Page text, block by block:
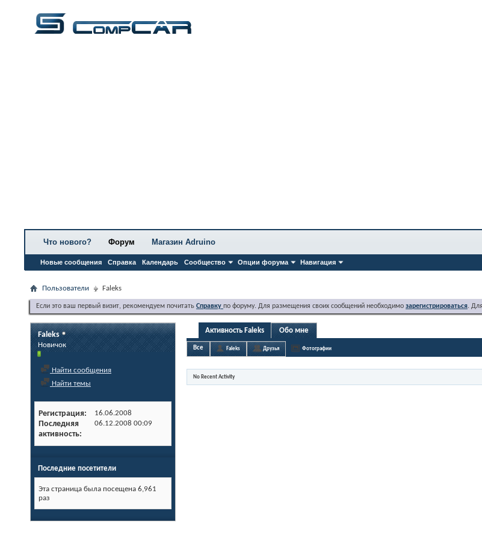
Что нового? Форум
Новые сообщения Справка Календарь Сообщество Опции форума Навигация
Магазин Adruino
Пользователи Faleks
Если это ваш первый визит, рекомендуем почитать Справку по форуму. Для размещения своих сообщений необходимо зарегистрироваться.
Faleks
Новичок
Найти сообщения
Найти темы
Регистрация 16.06.2008
Последняя
активность
06.12.2008 00:09
Последние посетители
Эта страница была посещена 6,961
раз
Активность Faleks Обо мне
Все Faleks Друзья Фотографии
No Recent Activity